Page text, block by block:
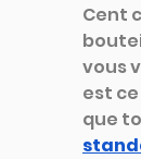
Cent
vous
est
que